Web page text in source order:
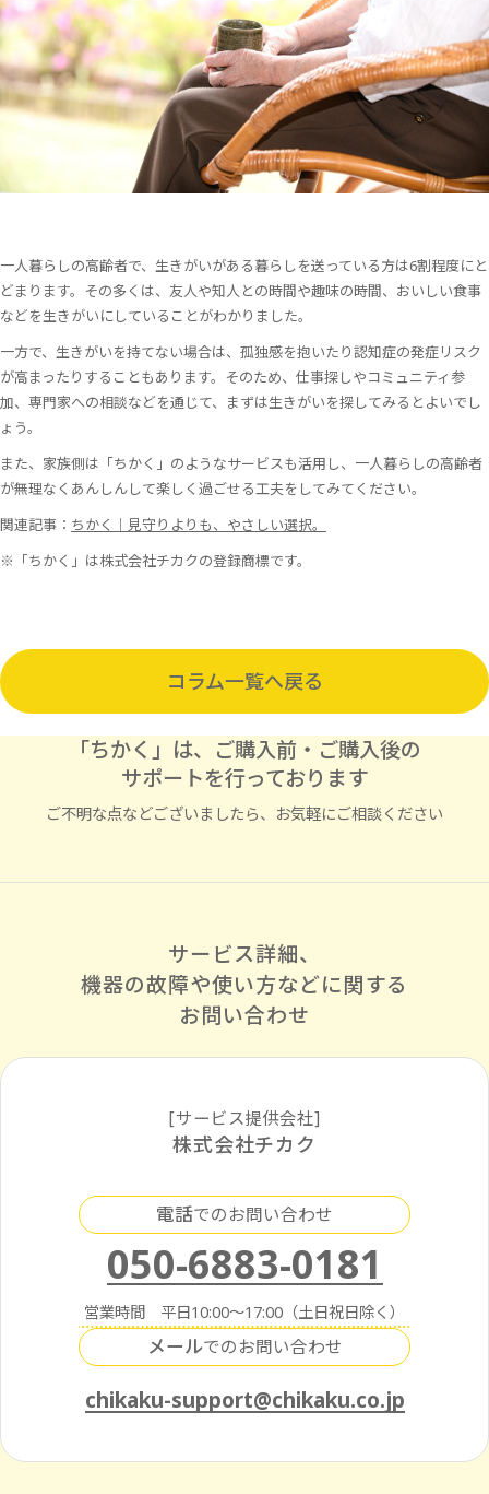
一人暮らしの高齢者で、生きがいがある暮らしを送っている方は6割程度にと
どまります。その多くは、友人や知人との時間や趣味の時間、おいしい食事
などを生きがいにしていることがわかりました。
一方で、生きがいを持てない場合は、孤独感を抱いたり認知症の発症リスク
が高まったりすることもあります。そのため、仕事探しやコミュニティ参
加、専門家への相談などを通じて、まずは生きがいを探してみるとよいでし
ょう。
また、家族側は「ちかく」のようなサービスも活用し、一人暮らしの高齢者
が無理なくあんしんして楽しく過ごせる工夫をしてみてください。
関連記事： ちかく｜見守りよりも、やさしい選択。
※「ちかく」は株式会社チカクの登録商標です。
コラム一覧へ戻る
「ちかく」は、ご購入前・ご購入後の
サポートを行っております
ご不明な点などございましたら、お気軽にご相談ください
サービス詳細、
機器の故障や使い方などに関する
お問い合わせ
[サービス提供会社]
株式会社チカク
電話でのお問い合わせ
050-6883-0181
営業時間 平日10:00～17:00（土日祝日除く）
メールでのお問い合わせ
chikaku-support@chikaku.co.jp